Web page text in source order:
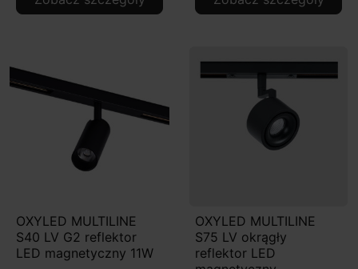
OXYLED MULTILINE
S40 LV G2 reflektor
LED magnetyczny 11W
OXYLED MULTILINE
S75 LV okrągły
reflektor LED